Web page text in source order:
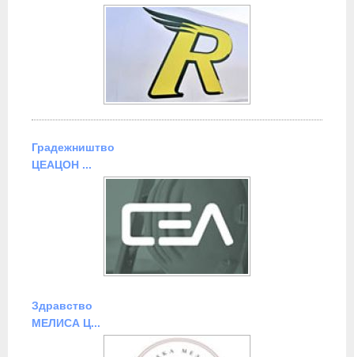
Градежништво
ЦЕАЦОН ...
Здравство
МЕЛИСА Ц...